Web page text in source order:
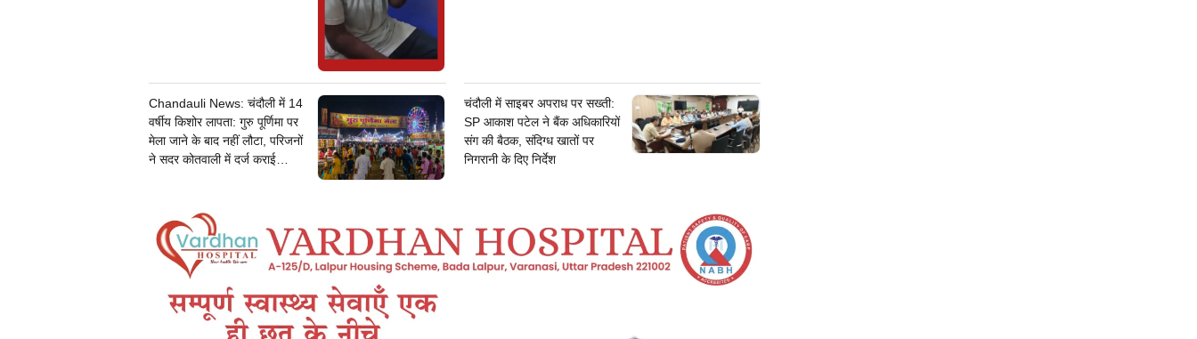
Chandauli News: चंदौली में 14
वर्षीय किशोर लापता: गुरु पूर्णिमा पर
मेला जाने के बाद नहीं लौटा, परिजनों
ने सदर कोतवाली में दर्ज कराई
चंदौली में साइबर अपराध पर सख्ती:
SP आकाश पटेल ने बैंक अधिकारियों
संग की बैठक, संदिग्ध खातों पर
निगरानी के दिए निर्देश